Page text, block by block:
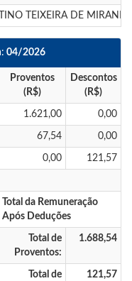
TEIXEIRA DE
04/2026
Proventos
(R$)
Descontos
(R$)
1.621,00 0,00
67,54 0,00
0,00 121,57
Total da Remuneração
Após Deduções
Total de
Proventos:
1.688,54
Total de
121,57